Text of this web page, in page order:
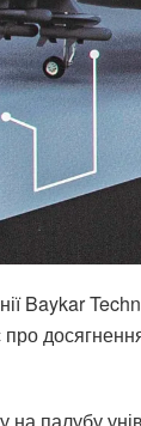
Baykar
палубу